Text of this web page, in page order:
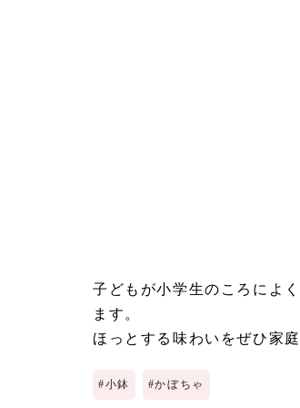
子どもが小学生のころによ
ます。
ほっとする味わいをぜひ家
#小鉢 #かぼちゃ